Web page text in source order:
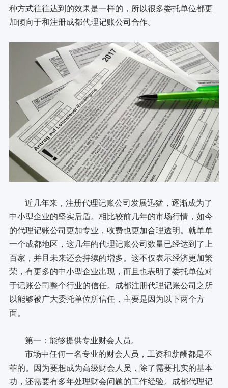
种方式往往达到的效果是一样的，所以很多委托单位都更
加倾向于和注册成都代理记账公司合作。
近几年来，注册代理记账公司发展迅猛，逐渐成为了
中小型企业的坚实后盾。相比较前几年的市场行情，如今
的代理记账公司更加专业，收费也更加合理透明。就单单
一个成都地区，这几年的代理记账公司数量已经达到了上
百家，并且未来还会持续的增多。这不仅表示经济更加繁
荣，有更多的中小型企业出现，而且也表明了委托单位对
于记账公司整个行业的信任。成都注册代理记账公司之所
以能够被广大委托单位所信任，主要是因为以下两个方
面。
第一：能够提供专业财会人员。
市场中任何一名专业的财会人员，工资和薪酬都是不
菲的。因为要想成为高级财会人员，除了需要扎实的基本
功，还需要有多年处理财会问题的工作经验。成都代理记